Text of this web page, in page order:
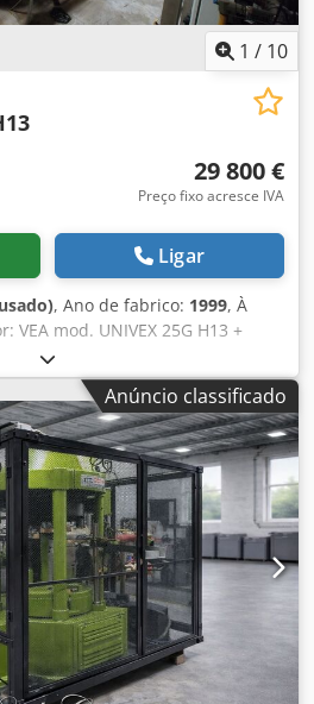
1 / 10
29 800 €
Preço fixo acresce IVA
Ligar
, Ano de fabrico: 1999, À
VEA mod. UNIVEX 25G H13 +
água e osmose reversa BWT
1325 kW - Capacidade:
13 bar - Temperatura de
WEISHAUPT (ano de
fabricação: 1999 - Documentação
e moderno de tratamento de
a vapor, Gerador de vapor,
de água, Queimador de
Indústria energética, Sistema
Anúncio classificado